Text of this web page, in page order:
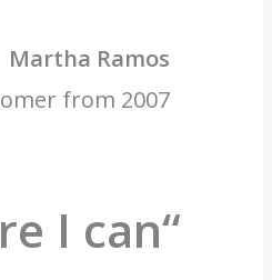
Martha Ramos
Customer from 2007
“Here I can